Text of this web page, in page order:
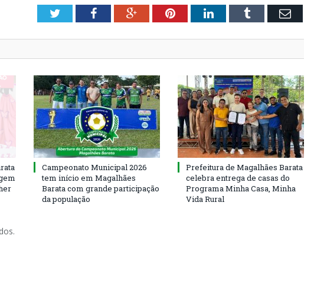
TwitterFacebookGoogle+PinterestLinkedInTumblr Email
Campeonato Municipal 2026
tem início em Magalhães
Barata com grande participação
da população
Prefeitura de Magalhães Barata
celebra entrega de casas do
Programa Minha Casa, Minha
Vida Rural